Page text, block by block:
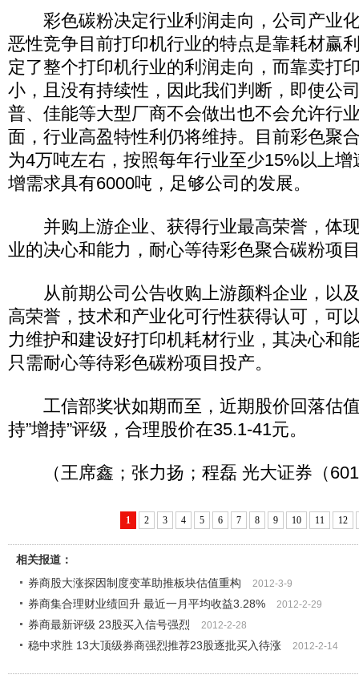
彩色碳粉决定行业利润走向，公司产业
恶性竞争目前打印机行业的特点是靠耗材赢
定了整个打印机行业的利润走向，而靠卖打
小，且没有持续性，因此我们判断，即使公
普、佳能等大型厂商不会做出也不会允许行
面，行业高盈特性利仍将维持。目前彩色聚
为4万吨左右，按照每年行业至少15%以上
增需求具有6000吨，足够公司的发展。
并购上游企业、获得行业最高荣誉，体
业的决心和能力，耐心等待彩色聚合碳粉项
从前期公司公告收购上游颜料企业，以
高荣誉，技术和产业化可行性获得认可，可
力维护和建设好打印机耗材行业，其决心和
只需耐心等待彩色碳粉项目投产。
工信部奖状如期而至，近期股价回落估
持”增持”评级，合理股价在35.1-41元。
（王席鑫；张力扬；程磊 光大证券（
1 2 3 4 5 6 7 8 9 10 11 12
相关报道：
券商股大涨探因制度变革助推板块估值重构
2012-3-9
券商集合理财业绩回升 最近一月平均收益3.28% 2012-2-29
券商最新评级 23股买入信号强烈 2012-2-28
稳中求胜 13大顶级券商强烈推荐23股逐批买入待涨 2012-2-14